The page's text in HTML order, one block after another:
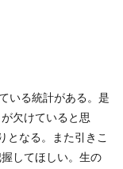
いる統計がある。是
欠けていると思
となる。また引きこ
してほしい。生の